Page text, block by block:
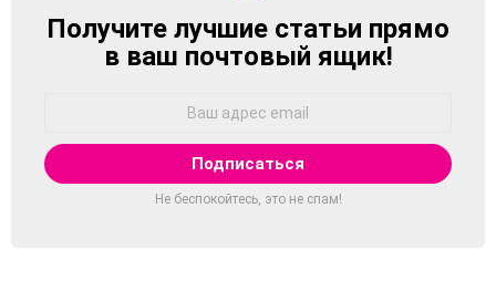
NEWSLETTER
Получите лучшие статьи прямо
в ваш почтовый ящик!
Не беспокойтесь, это не спам!